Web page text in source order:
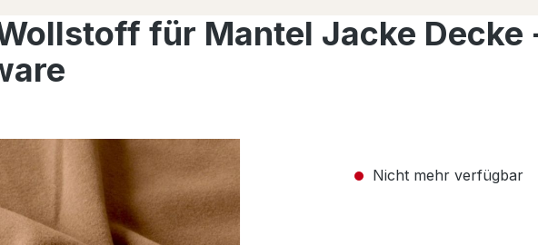
für Mantel Jacke Decke
Nicht mehr verfügbar